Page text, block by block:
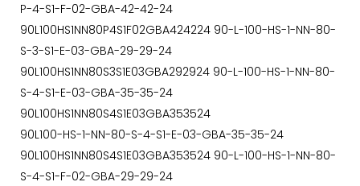
P-4-S1-F-02-GBA-42-42-24
90L100HS1NN80P4S1F02GBA424224 90-L-100-HS-1-NN-80-
S-3-S1-E-03-GBA-29-29-24
90L100HS1NN80S3S1E03GBA292924 90-L-100-HS-1-NN-80-
S-4-S1-E-03-GBA-35-35-24
90L100HS1NN80S4S1E03GBA353524
90L100-HS-1-NN-80-S-4-S1-E-03-GBA-35-35-24
90L100HS1NN80S4S1E03GBA353524 90-L-100-HS-1-NN-80-
S-4-S1-F-02-GBA-29-29-24